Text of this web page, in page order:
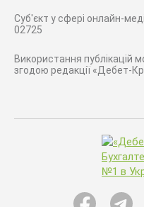
Суб'єкт у сфері онлайн-
02725
Використання
згодою редакції «Дебет-